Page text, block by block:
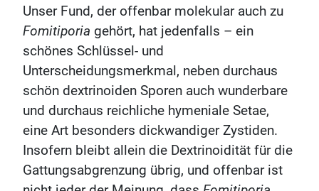
Unser Fund, der offenbar molekular auch zu
Fomitiporia gehört, hat jedenfalls – ein
schönes Schlüssel- und
Unterscheidungsmerkmal, neben durchaus
schön dextrinoiden Sporen auch wunderbare
und durchaus reichliche hymeniale Setae,
eine Art besonders dickwandiger Zystiden.
Insofern bleibt allein die Dextrinoidität für die
Gattungsabgrenzung übrig, und offenbar ist